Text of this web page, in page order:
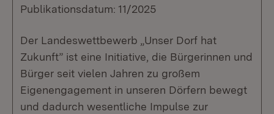
Publikationsdatum: 11/2025
Der Landeswettbewerb „Unser Dorf hat
Zukunft” ist eine Initiative, die Bürgerinnen und
Bürger seit vielen Jahren zu großem
Eigenengagement in unseren Dörfern bewegt
und dadurch wesentliche Impulse zur